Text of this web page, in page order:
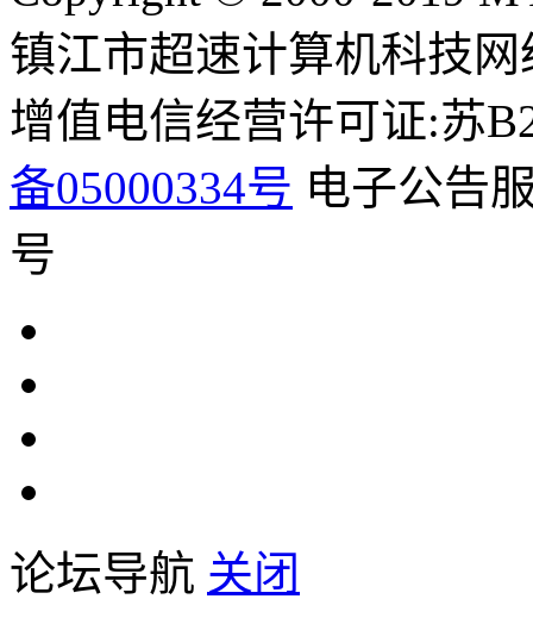
镇江市超速计算机科技
增值电信经营许可证:苏
备05000334号 电子公告
号
论坛导航 关闭